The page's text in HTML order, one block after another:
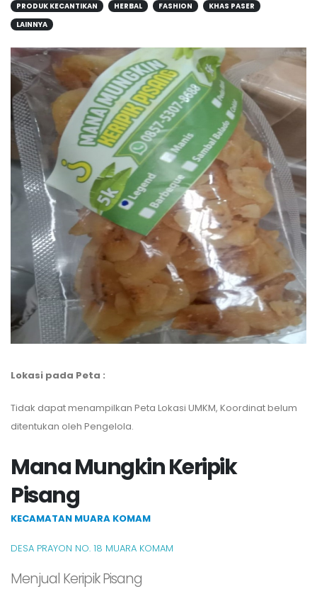
PRODUK KECANTIKAN
HERBAL FASHION
KHAS PASER
LAINNYA
Mana Mungkin Keripik
Pisang
KECAMATAN MUARA KOMAM
DESA PRAYON NO. 18 MUARA KOMAM
Menjual Keripik Pisang
Lokasi pada Peta :
Tidak dapat menampilkan Peta Lokasi UMKM, Koordinat belum
ditentukan oleh Pengelola.